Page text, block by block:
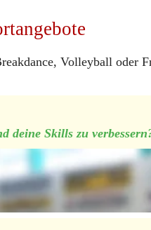
Volleyball oder
deine Skills zu